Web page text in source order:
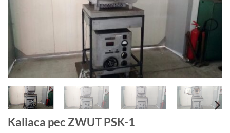
Kaliaca pec ZWUT PSK-1